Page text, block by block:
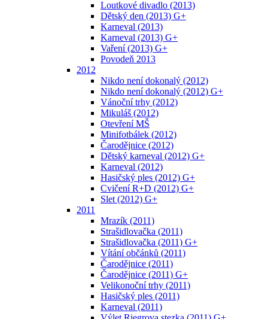
Loutkové divadlo (2013)
Dětský den (2013) G+
Karneval (2013)
Karneval (2013) G+
Vaření (2013) G+
Povodeň 2013
2012
Nikdo není dokonalý (2012)
Nikdo není dokonalý (2012) G+
Vánoční trhy (2012)
Mikuláš (2012)
Otevření MŠ
Minifotbálek (2012)
Čarodějnice (2012)
Dětský karneval (2012) G+
Karneval (2012)
Hasičský ples (2012) G+
Cvičení R+D (2012) G+
Slet (2012) G+
2011
Mrazík (2011)
Strašidlovačka (2011)
Strašidlovačka (2011) G+
Vítání občánků (2011)
Čarodějnice (2011)
Čarodějnice (2011) G+
Velikonoční trhy (2011)
Hasičský ples (2011)
Karneval (2011)